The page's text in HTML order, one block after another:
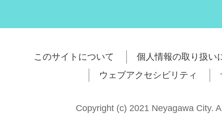
このサイトについて
個人情報の取り扱い
ウェブアクセシビリティ
Copyright (c) 2021 Neyagawa City.